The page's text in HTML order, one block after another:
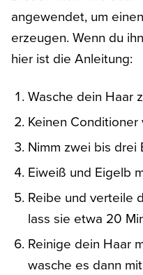
angewendet, um
erzeugen. Wenn du
hier ist die Anleitung:
Wasche dein Haar
Keinen
Nimm zwei bis drei
Eiweiß und Eigelb
Reibe und verteile
lass sie etwa 20
Reinige dein Haar
wasche es dann